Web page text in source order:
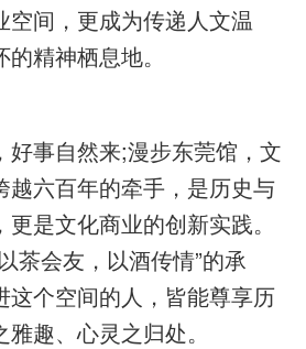
空间，更成为传递人文温
精神栖息地。
事自然来;漫步东莞馆，文
越六百年的牵手，是历史与
是文化商业的创新实践。
茶会友，以酒传情”的承
这个空间的人，皆能尊享历
趣、心灵之归处。